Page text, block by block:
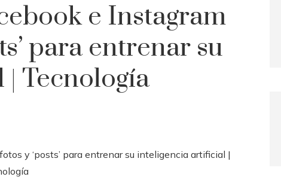
e Instagram
para entrenar su
Tecnología